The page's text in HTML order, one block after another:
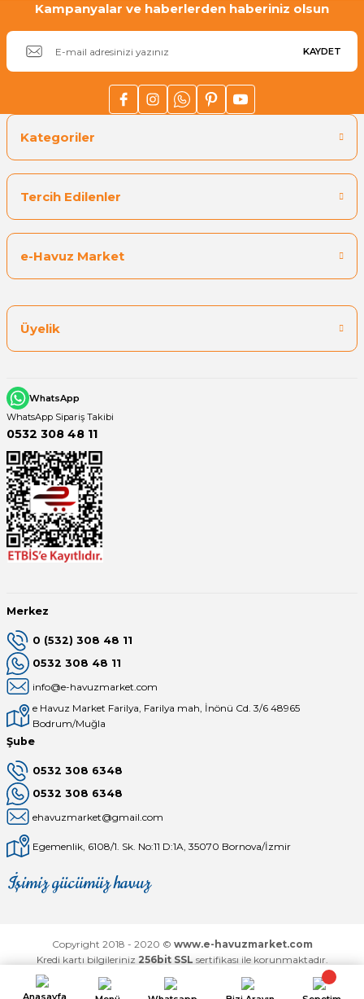
Kampanyalar ve haberlerden haberiniz olsun
KAYDET
Kategoriler
Tercih Edilenler
e-Havuz Market
Üyelik
WhatsApp
WhatsApp Sipariş Takibi
0532 308 48 11
Merkez
0 (532) 308 48 11
0532 308 48 11
info@e-havuzmarket.com
e Havuz Market Farilya, Farilya mah, İnönü Cd. 3/6 48965
Bodrum/Muğla
Şube
0532 308 6348
0532 308 6348
ehavuzmarket@gmail.com
Egemenlik, 6108/1. Sk. No:11 D:1A, 35070 Bornova/İzmir
İşimiz gücümüz havuz
Mağaza
Depomuz
Copyright 2018 - 2020 © www.e-havuzmarket.com
Kredi kartı bilgileriniz 256bit SSL sertifikası ile korunmaktadır.
Anasayfa